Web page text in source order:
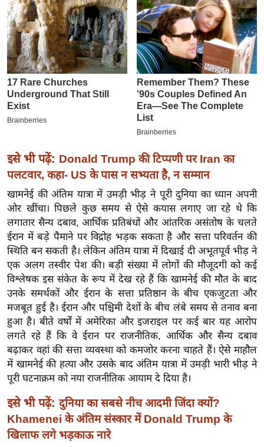
6
क्रा
इ
म
ई
-
पे
प
मि
सा
बे
मि
सा
ल
श
ख्सि
य
त
यं
ग
इं
या
सा
हि
इसे भी पढ़ें: Donald Trump की टिप्पणी पर Iran का
पलटवार, कहा- US के पास न सभ्यता है, न सम्मान
खामनेई की अंतिम यात्रा में उमड़ी भीड़ ने पूरी दुनिया का ध्यान अपनी
ओर खींचा। पिछले कुछ समय से ऐसे कयास लगाए जा रहे थे कि
लगातार सैन्य दबाव, आर्थिक प्रतिबंधों और आंतरिक असंतोष के चलते
ईरान में बड़े पैमाने पर विद्रोह भड़क सकता है और सत्ता परिवर्तन की
स्थिति बन सकती है। लेकिन अंतिम यात्रा में दिखाई दी अभूतपूर्व भीड़ ने
एक अलग तस्वीर पेश की। बड़ी संख्या में लोगों की मौजूदगी को कई
विश्लेषक इस संकेत के रूप में देख रहे हैं कि खामनेई की मौत के बाद
उनके समर्थकों और ईरान के सत्ता प्रतिष्ठान के बीच एकजुटता और
मजबूत हुई है। ईरान और पश्चिमी देशों के बीच लंबे समय से तनाव बना
हुआ है। बीते वर्षों में अमेरिका और इजराइल पर कई बार यह आरोप
लगते रहे हैं कि वे ईरान पर राजनीतिक, आर्थिक और सैन्य दबाव
बढ़ाकर वहां की सत्ता व्यवस्था को कमजोर करना चाहते हैं। ऐसे माहौल
में खामनेई की हत्या और उसके बाद अंतिम यात्रा में उमड़ी भारी भीड़ ने
पूरी घटनाक्रम को नया राजनीतिक आयाम दे दिया है।
इसे भी पढ़ें: दुनिया का सबसे नीच आदमी जिंदा क्यों?
Khamenei के अंतिम संस्कार में Donald Trump के
खिलाफ लगे भड़काऊ नारे